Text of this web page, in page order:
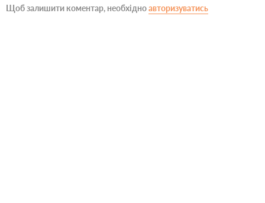
Щоб залишити коментар, необхідноавторизуватись